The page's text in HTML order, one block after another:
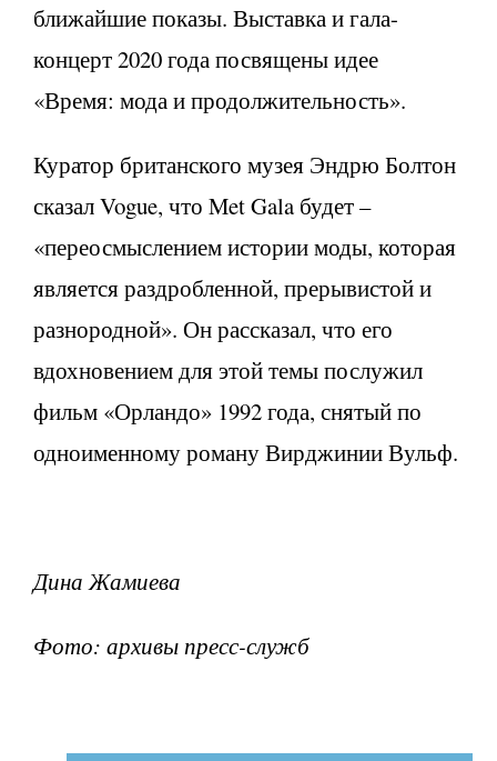
ближайшие показы. Выставка и гала-
концерт 2020 года посвящены идее
«Время: мода и продолжительность».
Куратор британского музея Эндрю Болтон
сказал Vogue, что Met Gala будет –
«переосмыслением истории моды, которая
является раздробленной, прерывистой и
разнородной». Он рассказал, что его
вдохновением для этой темы послужил
фильм «Орландо» 1992 года, снятый по
одноименному роману Вирджинии Вульф.
Дина Жамиева
Фото: архивы пресс-служб